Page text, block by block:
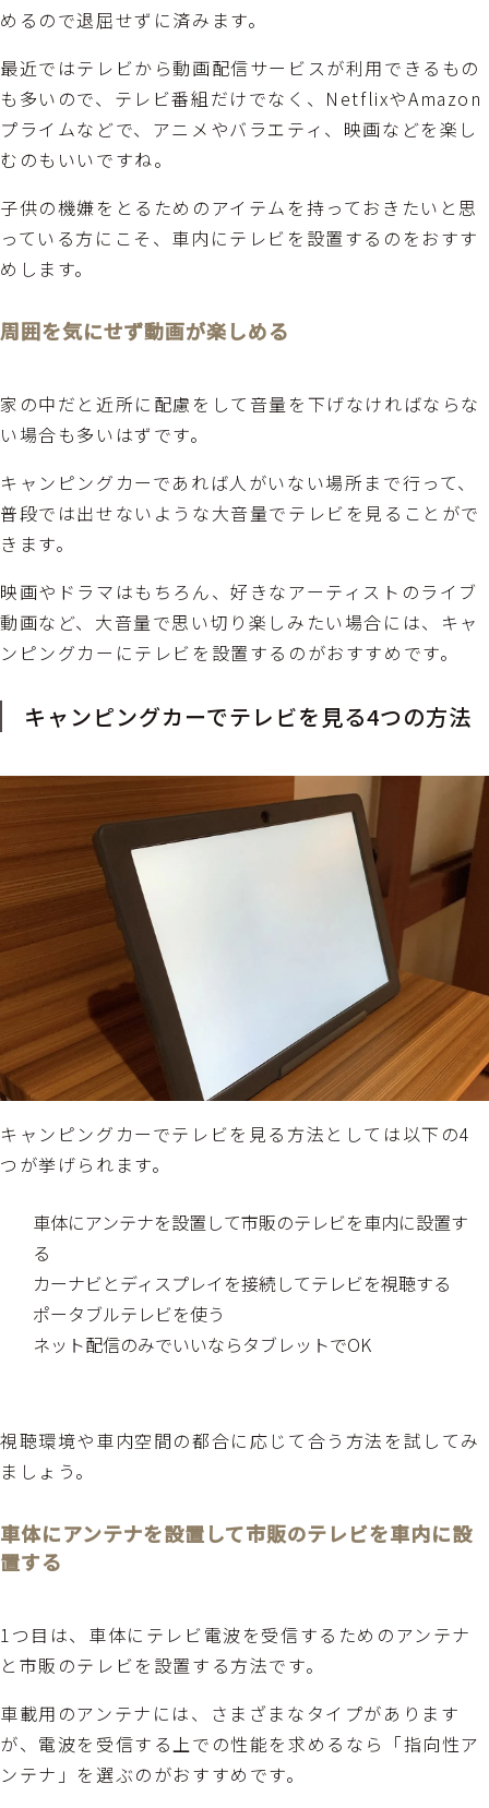
めるので退屈せずに済みます。
最近ではテレビから動画配信サービスが利用できるもの
も多いので、テレビ番組だけでなく、NetflixやAmazon
プライムなどで、アニメやバラエティ、映画などを楽し
むのもいいですね。
子供の機嫌をとるためのアイテムを持っておきたいと思
っている方にこそ、車内にテレビを設置するのをおすす
めします。
周囲を気にせず動画が楽しめる
家の中だと近所に配慮をして音量を下げなければならな
い場合も多いはずです。
キャンピングカーであれば人がいない場所まで行って、
普段では出せないような大音量でテレビを見ることがで
きます。
映画やドラマはもちろん、好きなアーティストのライブ
動画など、大音量で思い切り楽しみたい場合には、キャ
ンピングカーにテレビを設置するのがおすすめです。
キャンピングカーでテレビを見る4つの方法
キャンピングカーでテレビを見る方法としては以下の4
つが挙げられます。
車体にアンテナを設置して市販のテレビを車内に設置す
る
カーナビとディスプレイを接続してテレビを視聴する
ポータブルテレビを使う
ネット配信のみでいいならタブレットでOK
視聴環境や車内空間の都合に応じて合う方法を試してみ
ましょう。
車体にアンテナを設置して市販のテレビを車内に設
置する
1つ目は、車体にテレビ電波を受信するためのアンテナ
と市販のテレビを設置する方法です。
車載用のアンテナには、さまざまなタイプがあります
が、電波を受信する上での性能を求めるなら「指向性ア
ンテナ」を選ぶのがおすすめです。